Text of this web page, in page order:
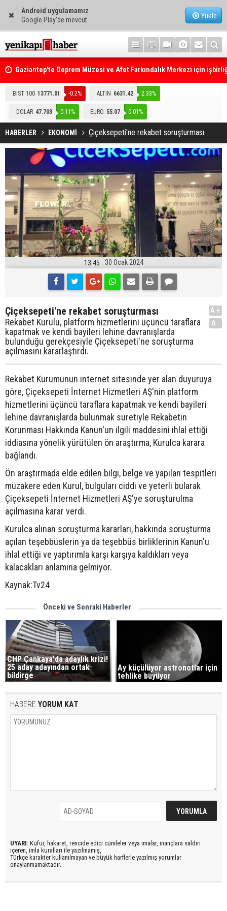
Android uygulamamız
Google Play'de mevcut
Yükle
Gaziantep'te Deprem Müzesi ve Afet Farkındalık Merkezi için
protokolü imzalandı
Resmi Gazete'de Bugün
BIST 100 13771.01 -0.2% ALTIN 6631.42 2.33%
DOLAR 47.703 0.11% EURO 55.07 0.01%
HABERLER EKONOMİ Çiçeksepeti'ne rekabet soruşturması
13:45 30 Ocak 2024
Çiçeksepeti'ne rekabet soruşturması
Rekabet Kurulu, platform hizmetlerini üçüncü taraflara
kapatmak ve kendi bayileri lehine davranışlarda
bulunduğu gerekçesiyle Çiçeksepeti'ne soruşturma
açılmasını kararlaştırdı.
A+
A-
Rekabet Kurumunun internet sitesinde yer alan duyuruya
göre, Çiçeksepeti İnternet Hizmetleri AŞ'nin platform
hizmetlerini üçüncü taraflara kapatmak ve kendi bayileri
lehine davranışlarda bulunmak suretiyle Rekabetin
Korunması Hakkında Kanun'un ilgili maddesini ihlal ettiği
iddiasına yönelik yürütülen ön araştırma, Kurulca karara
bağlandı.
Ön araştırmada elde edilen bilgi, belge ve yapılan tespitleri
müzakere eden Kurul, bulguları ciddi ve yeterli bularak
Çiçeksepeti İnternet Hizmetleri AŞ'ye soruşturulma
açılmasına karar verdi.
Kurulca alınan soruşturma kararları, hakkında soruşturma
açılan teşebbüslerin ya da teşebbüs birliklerinin Kanun'u
ihlal ettiği ve yaptırımla karşı karşıya kaldıkları veya
kalacakları anlamına gelmiyor.
Kaynak:Tv24
Önceki ve Sonraki Haberler
CHP Çankaya'da adaylık krizi!
25 aday adayından ortak
bildirge
Ay küçülüyor astronotlar için
tehlike büyüyor
HABERE YORUM KAT
UYARI: Küfür, hakaret, rencide edici cümleler veya imalar, inançlara saldırı
içeren, imla kuralları ile yazılmamış,
Türkçe karakter kullanılmayan ve büyük harflerle yazılmış yorumlar
onaylanmamaktadır.